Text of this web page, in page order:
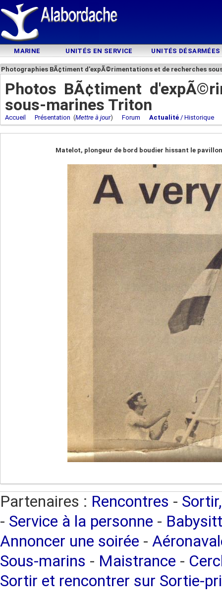
MARINE UNITÉS EN SERVICE UNITÉS DÉSARMÉES
Photographies BÃ¢timent d'expÃ©rimentations et de recherches
Photos BÃ¢timent
sous-marines Triton
Accueil Présentation (Mettre à jour) Forum Actualité / Historique
Matelot, plongeur de bord boudier hissant le
Partenaires : Rencontres -
- Service à la personne -
Annoncer une soirée -
Sous-marins - Maistrance -
Sortir et rencontrer sur Sortie-